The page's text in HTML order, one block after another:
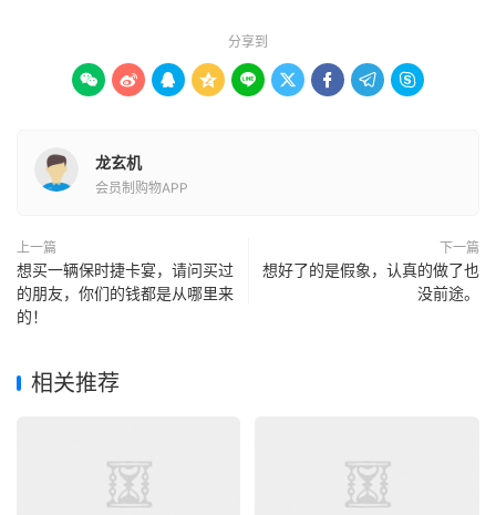
分享到
        
龙玄机
会员制购物APP
上一篇
想买一辆保时捷卡宴，请问买过
的朋友，你们的钱都是从哪里来
的！
下一篇
想好了的是假象，认真的做了也
没前途。
相关推荐